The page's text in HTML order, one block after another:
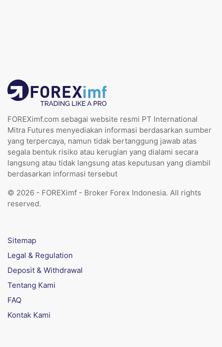
FOREXimf.com sebagai website resmi PT International
Mitra Futures menyediakan informasi berdasarkan sumber
yang terpercaya, namun tidak bertanggung jawab atas
segala bentuk risiko atau kerugian yang dialami secara
langsung atau tidak langsung atas keputusan yang diambil
berdasarkan informasi tersebut
© 2026 - FOREXimf - Broker Forex Indonesia. All rights
reserved.
Sitemap
Legal & Regulation
Deposit & Withdrawal
Tentang Kami
FAQ
Kontak Kami